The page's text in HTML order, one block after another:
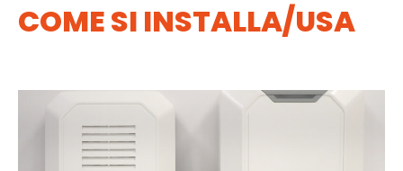
COME SI INSTALLA/USA